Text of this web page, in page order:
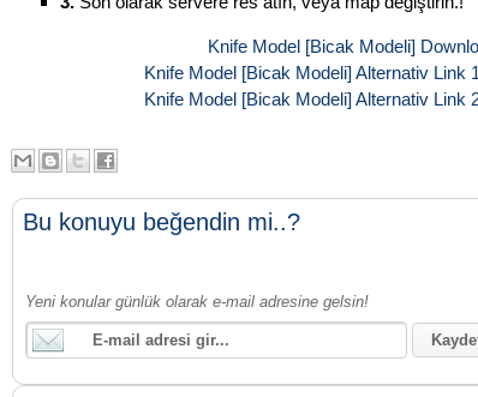
Knife Model [Bicak Modeli]
Knife Model [Bicak Modeli] Alternativ Link
Knife Model [Bicak Modeli] Alternativ Link
Bu konuyu beğendin mi..?
Yeni konular günlük olarak e-mail adresine gelsin!